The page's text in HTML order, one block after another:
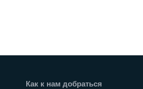
Как к нам добраться